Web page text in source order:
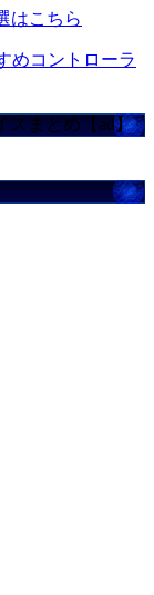
はこちら
めコントローラ
スまとめ【ad】